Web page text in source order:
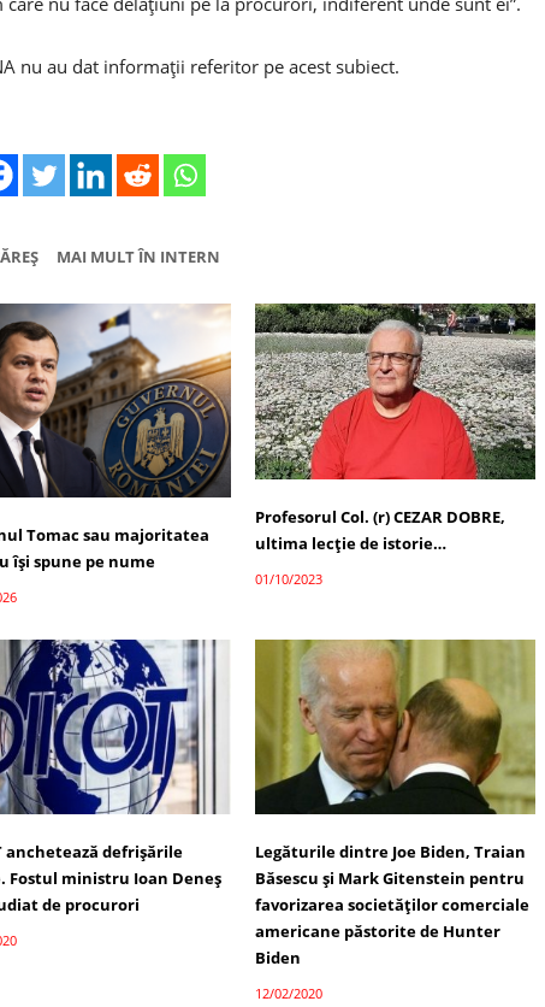
nu au dat informaţii referitor pe acest subiect.
MAI MULT ÎN INTERN
Tomac sau majoritatea
își spune pe nume
Profesorul Col. (r) CEZAR DOBRE,
ultima lecţie de istorie…
01/10/2023
anchetează defrișările
Fostul ministru Ioan Deneș
de procurori
Legăturile dintre Joe Biden, Traian
Băsescu și Mark Gitenstein pentru
favorizarea societăților comerciale
americane păstorite de Hunter
Biden
12/02/2020